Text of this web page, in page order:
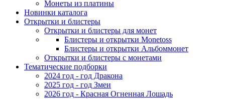
Монеты из платины
Новинки каталога
Открытки и блистеры
Открытки и блистеры для монет
Блистеры и открытки Monetoss
Блистеры и открытки Альбоммонет
Открытки и блистеры с монетами
Тематические подборки
2024 год - год Дракона
2025 год - год Змеи
2026 год - Красная Огненная Лошадь